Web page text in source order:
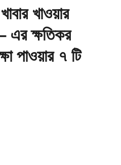
খাওয়ার
এর ক্ষতিকর
পাওয়ার ৭ টি